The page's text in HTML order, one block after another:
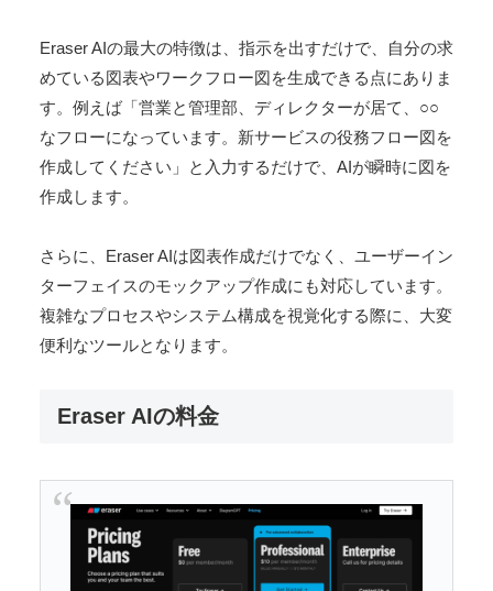
Eraser AIの最大の特徴は、指示を出すだけで、自分の求
めている図表やワークフロー図を生成できる点にありま
す。例えば「営業と管理部、ディレクターが居て、○○
なフローになっています。新サービスの役務フロー図を
作成してください」と入力するだけで、AIが瞬時に図を
作成します。
さらに、Eraser AIは図表作成だけでなく、ユーザーイン
ターフェイスのモックアップ作成にも対応しています。
複雑なプロセスやシステム構成を視覚化する際に、大変
便利なツールとなります。
Eraser AIの料金